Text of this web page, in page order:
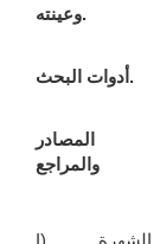
وعينته.
أدوات البحث.
المصادر
والمراجع
I) عند ذكر الكتاب للمرة الأولى، يكتب: ﺍﺳﻢ الشهرة